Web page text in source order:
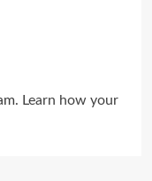
Learn how your